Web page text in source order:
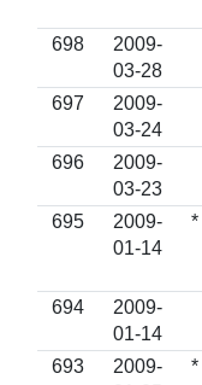
698
2009-
03-28
697
2009-
03-24
696
2009-
03-23
695
2009-
01-14
*
694
2009-
01-14
693
2009-
*